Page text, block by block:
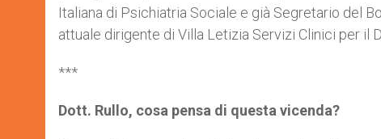
Italiana di Psichiatria Sociale e già Segretario del
attuale dirigente di Villa Letizia Servizi Clinici per il
***
Dott. Rullo, cosa pensa di questa vicenda?